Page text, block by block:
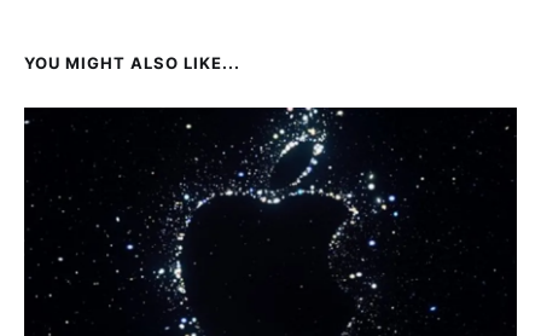
YOU MIGHT ALSO LIKE...